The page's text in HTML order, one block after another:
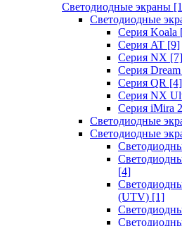
Светодиодные экраны
Светодиодные
Cерия Koala
Серия AT [9]
Серия NX [7]
Серия
Серия QR [4]
Серия NX
Серия iMira 2
Светодиодные
Светодиодные
[4]
(UTV) [1]